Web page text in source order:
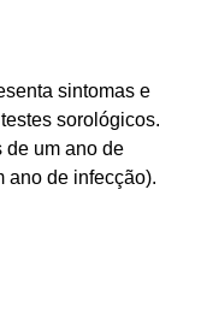
sintomas e
sorológicos.
de um ano de
ano de infecção).